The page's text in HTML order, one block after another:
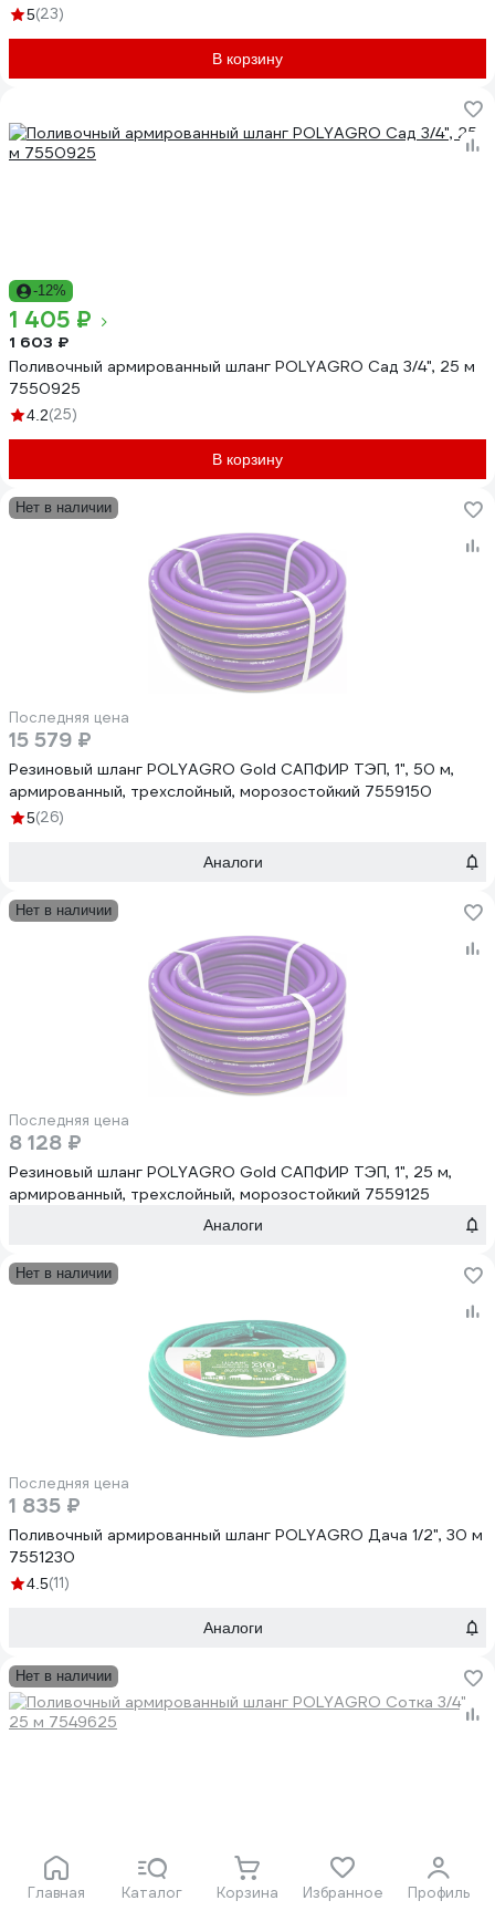
Главная Каталог Корзина Избранное Профиль
5(23)
В корзину
-12%
1 405 ₽
1 603 ₽
Поливочный армированный шланг POLYAGRO Сад 3/4", 25 м
7550925
4.2(25)
В корзину
Нет в наличии
Последняя цена
15 579 ₽
Резиновый шланг POLYAGRO Gold САПФИР ТЭП, 1", 50 м,
армированный, трехслойный, морозостойкий 7559150
5(26)
Аналоги
Нет в наличии
Последняя цена
8 128 ₽
Резиновый шланг POLYAGRO Gold САПФИР ТЭП, 1", 25 м,
армированный, трехслойный, морозостойкий 7559125
Аналоги
Нет в наличии
Последняя цена
1 835 ₽
Поливочный армированный шланг POLYAGRO Дача 1/2", 30 м
7551230
4.5(11)
Аналоги
Нет в наличии
Последняя цена